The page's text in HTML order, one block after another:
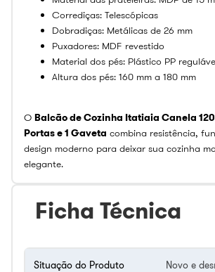
Corrediças: Telescópicas
Dobradiças: Metálicas de 26 mm
Puxadores: MDF revestido
Material dos pés: Plástico PP
Altura dos pés: 160 mm a 180 mm
O Balcão de Cozinha Itatiaia Canela
Portas e 1 Gaveta combina resistência,
design moderno para deixar sua cozinha
elegante.
Ficha Técnica
Situação do Produto
Novo e